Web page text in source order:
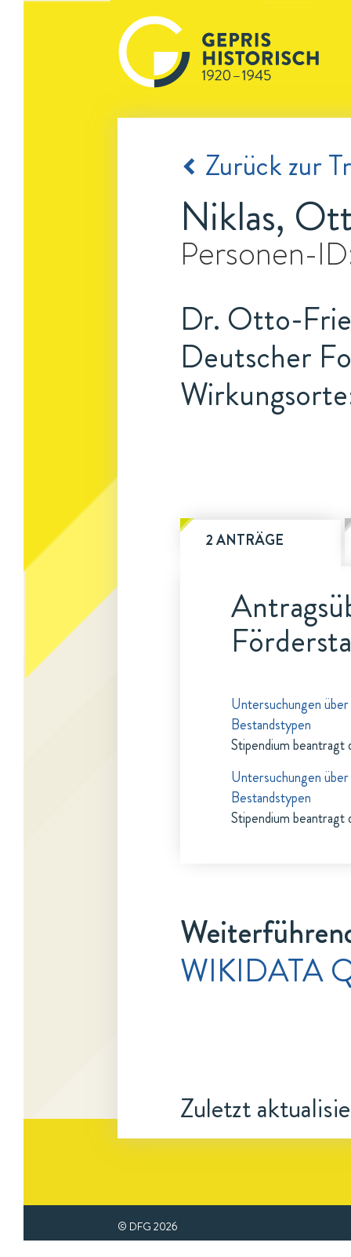
Zurück zur
Niklas,
Personen-
Dr. Otto-
Deutscher
2 ANTRÄGE
Untersuchungen
Bestandstypen
Stipendium beantragt
Untersuchungen
Bestandstypen
Stipendium beantragt
WIKIDATA
Zuletzt
© DFG 2026